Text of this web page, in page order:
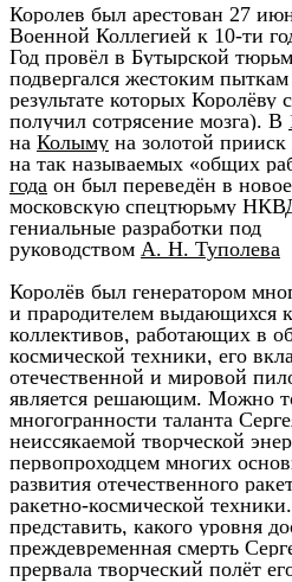
Королев был арестован 27
Военной Коллегией к 10-ти
Год провёл в Бутырской
подвергался жестоким
результате которых
получил сотрясение мозга). В
на Колыму на золотой прииск
на так называемых «общих
года он был переведён в
московскую спецтюрьму
гениальные разработки под
руководством А. Н. Туполева
Королёв был генератором
и прародителем выдающихся
коллективов, работающих в
космической техники, его
отечественной и мировой
является решающим. Можно
многогранности таланта
неиссякаемой творческой
первопроходцем многих
развития отечественного
ракетно-космической
представить, какого уровня
преждевременная смерть
прервала творческий полёт